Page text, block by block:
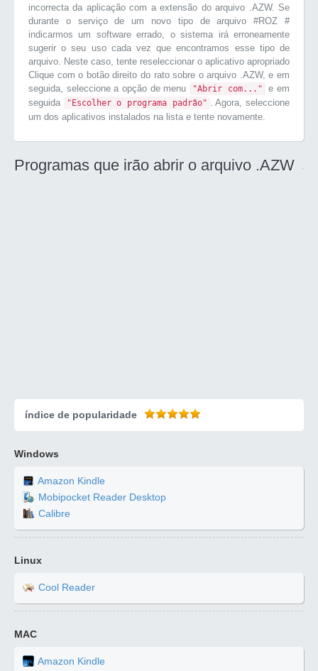
incorrecta da aplicação com a extensão do arquivo .AZW. Se
durante o serviço de um novo tipo de arquivo #ROZ #
indicarmos um software errado, o sistema irá erroneamente
sugerir o seu uso cada vez que encontramos esse tipo de
arquivo. Neste caso, tente reseleccionar o aplicativo apropriado
Clique com o botão direito do rato sobre o arquivo .AZW, e em
seguida, seleccione a opção de menu
"Abrir com..."
e em
seguida
"Escolher o programa padrão" . Agora, seleccione
um dos aplicativos instalados na lista e tente novamente.
Programas que irão abrir o arquivo .AZW
índice de popularidade
Windows
Amazon Kindle
Mobipocket Reader Desktop
Calibre
Linux
Cool Reader
MAC
Amazon Kindle